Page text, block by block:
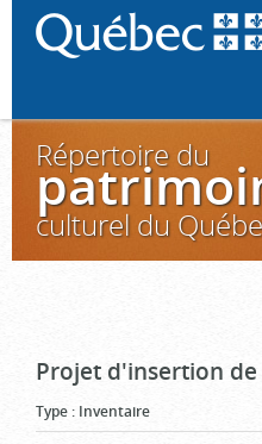
Répertoire du
culturel du
Projet d'insertion
Type : Inventaire